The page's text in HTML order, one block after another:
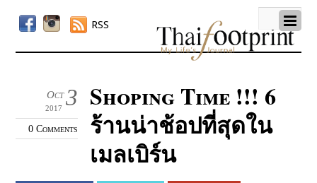
RSS
3
Oct
2017
0 Comments
Shoping Time !!! 6
ร้านน่าช้อปที่สุดใน
เมลเบิร์น